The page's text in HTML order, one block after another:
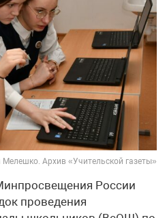
Архив «Учительской газеты»
России
проведения